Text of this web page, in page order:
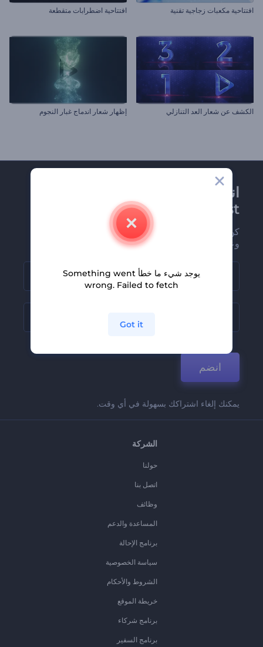
افتتاحية مكعبات زجاجية تقنية افتتاحية اضطرابات متقطعة
الكشف عن شعار العد التنازلي إظهار شعار اندماج غبار النجوم
انضم إلى نشرة
Renderforest الإخبارية
كن من بين أوائل من يستلمون أحدث أخبارنا
وعروضنا
انضم
يمكنك إلغاء اشتراكك بسهولة في أي وقت.
الشركة
حولنا
اتصل بنا
وظائف
المساعدة والدعم
برنامج الإحالة
سياسة الخصوصية
الشروط والأحكام
خريطة الموقع
برنامج شركاء
برنامج السفير
يوجد شيء ما خطأ Something went
wrong. Failed to fetch
Got it